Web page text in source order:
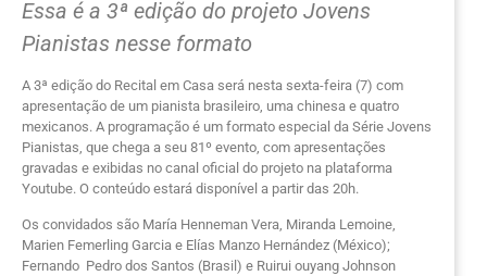
Essa é a 3ª edição do projeto Jovens
Pianistas nesse formato
A 3ª edição do Recital em Casa será nesta sexta-feira (7) com
apresentação de um pianista brasileiro, uma chinesa e quatro
mexicanos. A programação é um formato especial da Série Jovens
Pianistas, que chega a seu 81º evento, com apresentações
gravadas e exibidas no canal oficial do projeto na plataforma
Youtube. O conteúdo estará disponível a partir das 20h.
Os convidados são María Henneman Vera, Miranda Lemoine,
Marien Femerling Garcia e Elías Manzo Hernández (México);
Fernando Pedro dos Santos (Brasil) e Ruirui ouyang Johnson